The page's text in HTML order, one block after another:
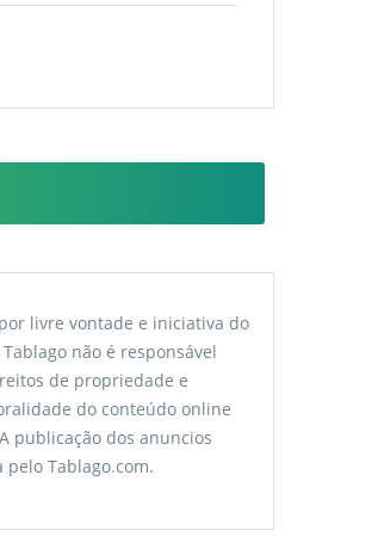
livre vontade e iniciativa do
não é responsável
de propriedade e
do conteúdo online
publicação dos anuncios
Tablago.com.